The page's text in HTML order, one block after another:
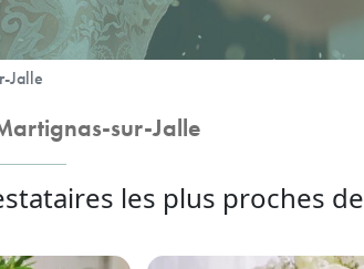
Jalle
sur-Jalle
les plus proches de